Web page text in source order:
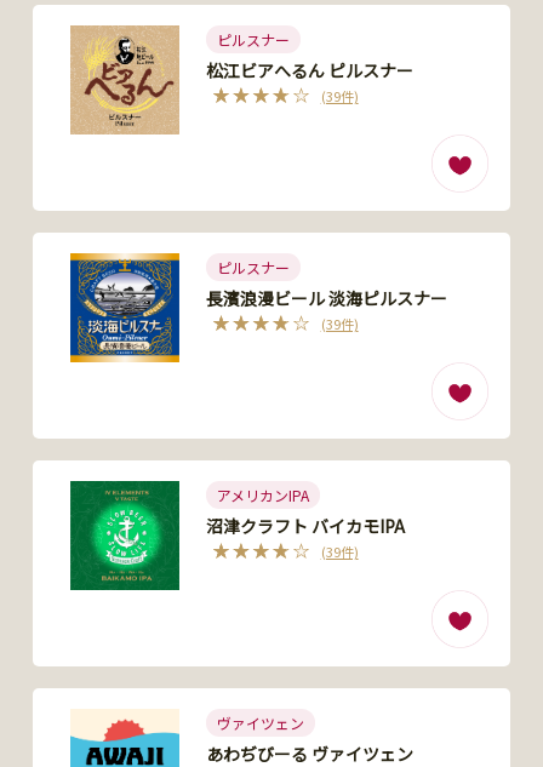
ピルスナー
松江ビアへるん ピルスナー
(39件)
ピルスナー
長濱浪漫ビール 淡海ピルスナー
(39件)
アメリカンIPA
沼津クラフト バイカモIPA
(39件)
ヴァイツェン
あわぢびーる ヴァイツェン